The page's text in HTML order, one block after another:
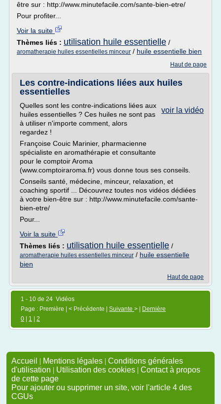
être sur : http://www.minutefacile.com/sante-bien-etre/
Pour profiter...
Voir la suite
Thèmes liés : utilisation huile essentielle /
aromatherapie huiles essentielles minceur / huile essentielle bien
Haut de page
Les contre-indications liées aux huiles
essentielles
voir la vidéo
Quelles sont les contre-indications liées aux
huiles essentielles ? Ces huiles ne sont pas
à utiliser n'importe comment, alors
regardez !
Françoise Couic Marinier, pharmacienne
spécialiste en aromathérapie et consultante
pour le comptoir Aroma
(www.comptoiraroma.fr) vous donne tous ses conseils.
Conseils santé, médecine, minceur, relaxation, et
coaching sportif ... Découvrez toutes nos vidéos dédiées
à votre bien-être sur : http://www.minutefacile.com/sante-
bien-etre/
Pour...
Voir la suite
Thèmes liés : utilisation huile essentielle /
aromatherapie huiles essentielles minceur / huile essentielle
bien
Haut de page
1 - 10 de 24 Vidéos
Page : Première | < Précédente | Suivante > |
Dernière
0
1 2
Accueil | Mentions légales | Conditions générales
d'utilisation | Utilisation des cookies | Contact à propos
de cette page
Pour ajouter ou supprimer un site, voir l'article 4 des
CGUs